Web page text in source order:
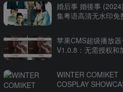
婚后事 婚後事
集粤语高清无水印免
苹果CMS超级播放
V1.0.8：无需授权和
WINTER COMIKET
COSPLAY